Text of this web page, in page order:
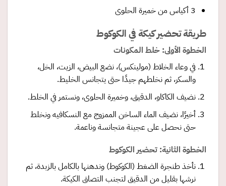
3 أكياس من خميرة الحلوى
طريقة تحضير كيكة في الكوكوط
الخطوة الأولى: خلط المكونات
في وعاء الخلاط (مولينكس)، نضع البيض، الزيت، الخل،
والسكر، ثم نخلطهم جيدًا حتى يتجانس الخليط.
نضيف الكاكاو، الدقيق، وخميرة الحلوى، ونستمر في الخلط.
أخيرًا، نضيف الماء الساخن الممزوج مع النسكافيه ونخلط
حتى نحصل على عجينة متجانسة وناعمة.
الخطوة الثانية: تحضير الكوكوط
نأخذ طنجرة الضغط (الكوكوط) وندهنها بالكامل بالزبدة، ثم
نرشها بقليل من الدقيق لتجنب التصاق الكيكة.